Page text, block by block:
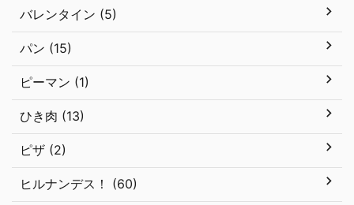
バレンタイン (5)
パン (15)
ピーマン (1)
ひき肉 (13)
ピザ (2)
ヒルナンデス！ (60)